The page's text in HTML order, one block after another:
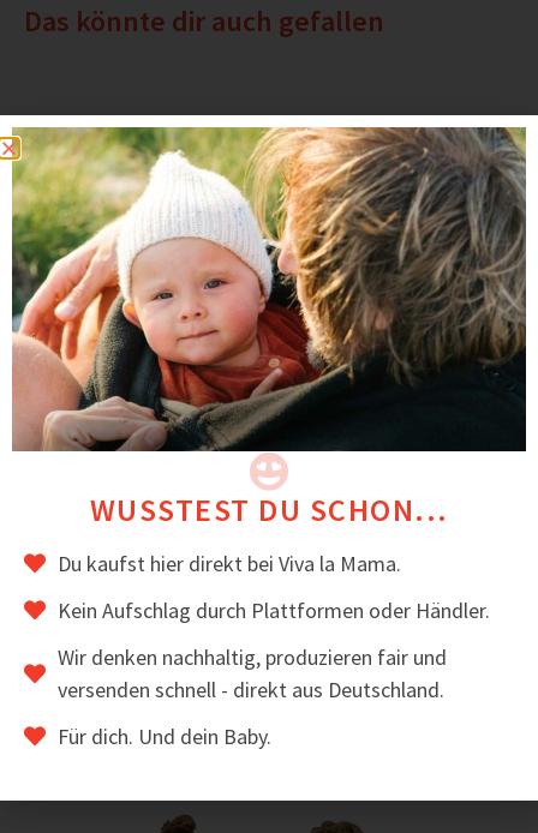
Das könnte dir auch gefallen
Baby-Booties aus Softshell
ZUM ARTIKEL
WUSSTEST DU SCHON...
Du kaufst hier direkt bei Viva la Mama.
Kein Aufschlag durch Plattformen oder Händler.
Wir denken nachhaltig, produzieren fair und
versenden schnell - direkt aus Deutschland.
Für dich. Und dein Baby.